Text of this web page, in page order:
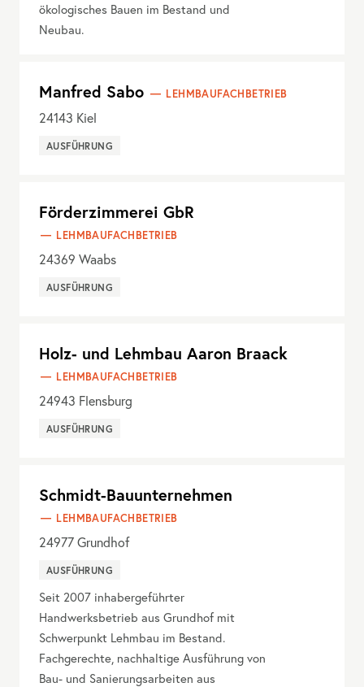
ökologisches Bauen im Bestand und
Neubau.
Manfred Sabo LEHMBAUFACHBETRIEB
24143 Kiel
AUSFÜHRUNG
Förderzimmerei GbR
LEHMBAUFACHBETRIEB
24369 Waabs
AUSFÜHRUNG
Holz- und Lehmbau Aaron Braack
LEHMBAUFACHBETRIEB
24943 Flensburg
AUSFÜHRUNG
Schmidt-Bauunternehmen
LEHMBAUFACHBETRIEB
24977Grundhof
AUSFÜHRUNG
Seit 2007 inhabergeführter
Handwerksbetrieb aus Grundhof mit
Schwerpunkt Lehmbau im Bestand.
Fachgerechte, nachhaltige Ausführung von
Bau- und Sanierungsarbeiten aus